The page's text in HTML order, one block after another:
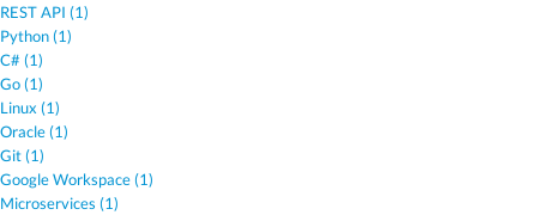
REST API (1)
Python (1)
C# (1)
Go (1)
Linux (1)
Oracle (1)
Git (1)
Google Workspace (1)
Microservices (1)